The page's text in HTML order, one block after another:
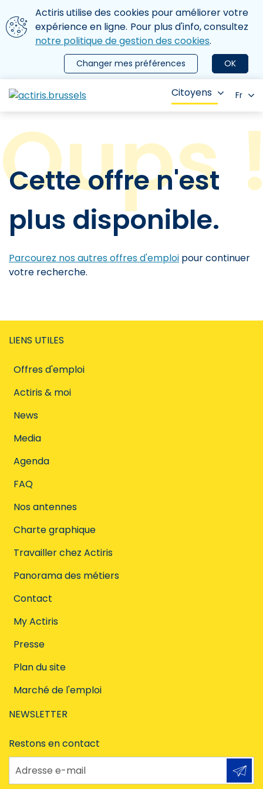
Aller au contenu principal
Nous utilisons des cookies
Actiris utilise des cookies pour améliorer votre
expérience en ligne. Pour plus d'info, consultez
notre politique de gestion des cookies.
OK
Changer mes préférences
le menu
Citoyens Fr
Cette offre n'est
plus disponible.
Parcourez nos autres offres d'emploi pour continuer
votre recherche.
LIENS UTILES
Offres d'emploi
Actiris & moi
News
Media
Agenda
FAQ
Nos antennes
Charte graphique
Travailler chez Actiris
Panorama des métiers
Contact
My Actiris
Presse
Plan du site
Marché de l'emploi
NEWSLETTER
Restons en contact
Adresse e-mail